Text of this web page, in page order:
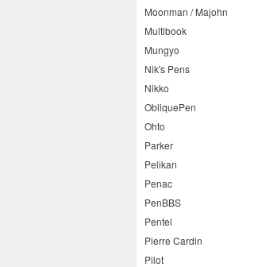
Moonman / Majohn
Multibook
Mungyo
Nik's Pens
Nikko
ObliquePen
Ohto
Parker
Pelikan
Penac
PenBBS
Pentel
Pierre Cardin
Pilot